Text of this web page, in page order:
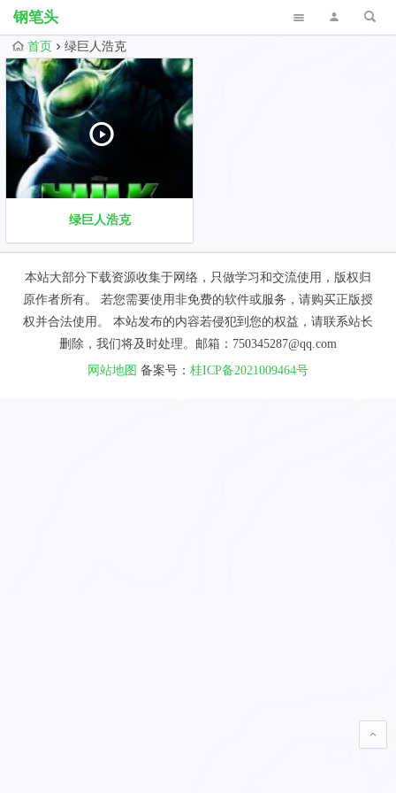
钢笔头
首页 绿巨人浩克
绿巨人浩克
本站大部分下载资源收集于网络，只做学习和交流使用，版权归
原作者所有。 若您需要使用非免费的软件或服务，请购买正版授
权并合法使用。 本站发布的内容若侵犯到您的权益，请联系站长
删除，我们将及时处理。邮箱：750345287@qq.com
网站地图 备案号： 桂ICP备2021009464号